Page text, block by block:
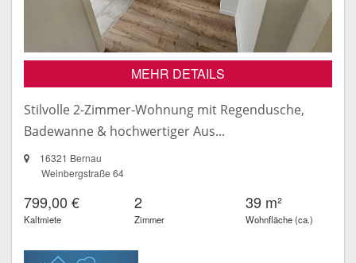
MEHR DETAILS
Stilvolle 2-Zimmer-Wohnung mit Regendusche,
Badewanne & hochwertiger Aus...
16321 Bernau
Weinbergstraße 64
799,00 €
Kaltmiete
2
Zimmer
39 m²
Wohnfläche (ca.)